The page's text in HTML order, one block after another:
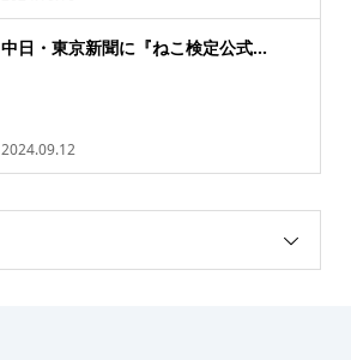
中日・東京新聞に『ねこ検定公式...
2024.09.12